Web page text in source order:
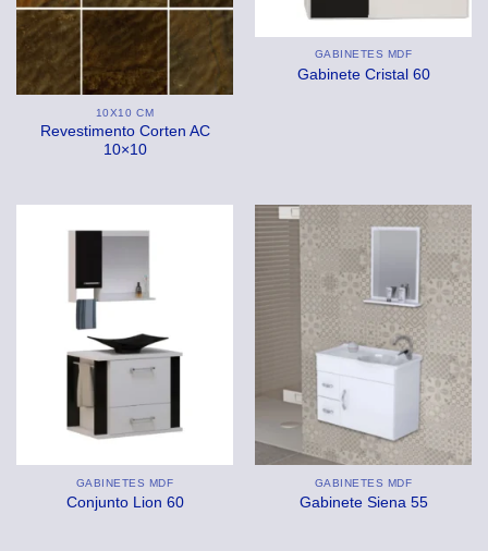
10X10 CM
Revestimento Corten AC
10×10
GABINETES MDF
Gabinete Cristal 60
GABINETES MDF
Conjunto Lion 60
GABINETES MDF
Gabinete Siena 55